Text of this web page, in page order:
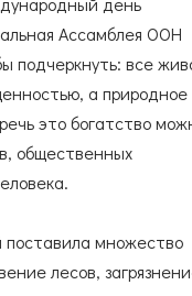
электронных
ПОМОЩЬ
Ассамблея ООН
подчеркнуть: все
а природное
это богатство
общественных
поставила множество
лесов,